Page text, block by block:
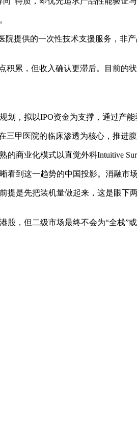
供的一次性技术支援服务，非产
累，但收入确认更滞后。目前的
拟以IPO资金为支撑，通过产能
甲医院的临床渗透为核心，推进
业化模式以直觉外科Intuitive
这一趋势的中国投影。消融市
是先把装机量做起来，这是眼下
，但二级市场最终不会为“全栈”